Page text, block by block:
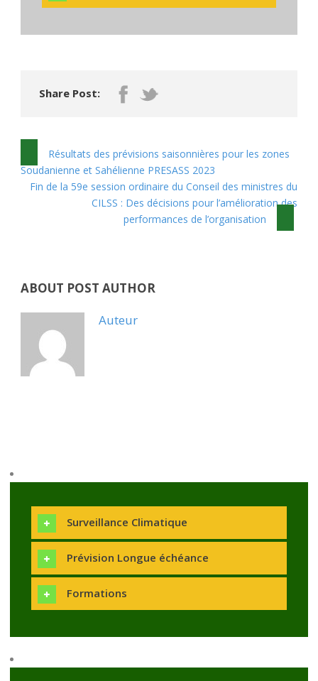
Share Post:
Résultats des prévisions saisonnières pour les zones
Soudanienne et Sahélienne PRESASS 2023
Fin de la 59e session ordinaire du Conseil des ministres du
CILSS : Des décisions pour l’amélioration des
performances de l’organisation
ABOUT POST AUTHOR
Auteur
Surveillance Climatique
Prévision Longue échéance
Formations